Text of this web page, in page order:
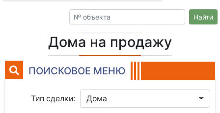
Найти
Дома на продажу
ПОИСКОВОЕ МЕНЮ
Тип сделки: Дома